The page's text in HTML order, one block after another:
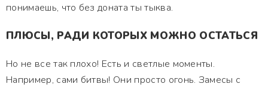
понимаешь, что без доната ты тыква.
ПЛЮСЫ, РАДИ КОТОРЫХ МОЖНО ОСТАТЬСЯ
Но не все так плохо! Есть и светлые моменты.
Например, сами битвы! Они просто огонь. Замесы с